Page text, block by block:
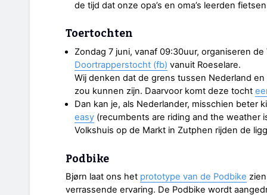
de tijd dat onze opa’s en oma’s leerden
Toertochten
Zondag 7 juni, vanaf 09:30uur, organiseren
Doortrapperstocht (fb) vanuit Roeselare.
Wij denken dat de grens tussen Nederland
zou kunnen zijn. Daarvoor komt deze tocht
Dan kan je, als Nederlander, misschien beter
easy(recumbents are riding and the weather
Volkshuis op de Markt in Zutphen rijden de
Podbike
Bjørn laat ons het prototype van de Podbike
verrassende ervaring. De Podbike wordt